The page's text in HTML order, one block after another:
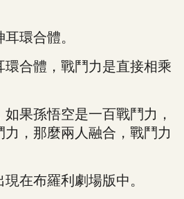
環合體。
合體，戰鬥力是直接相乘
果孫悟空是一百戰鬥力，
力，那麼兩人融合，戰鬥力
布羅利劇場版中。